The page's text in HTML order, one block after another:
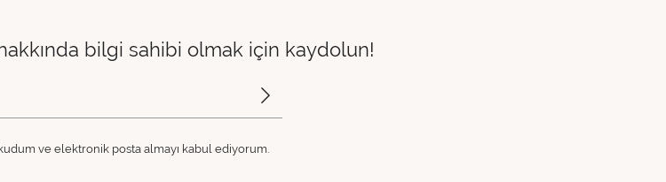
bilgi sahibi olmak için kaydolun!
ve elektronik posta almayı kabul ediyorum.